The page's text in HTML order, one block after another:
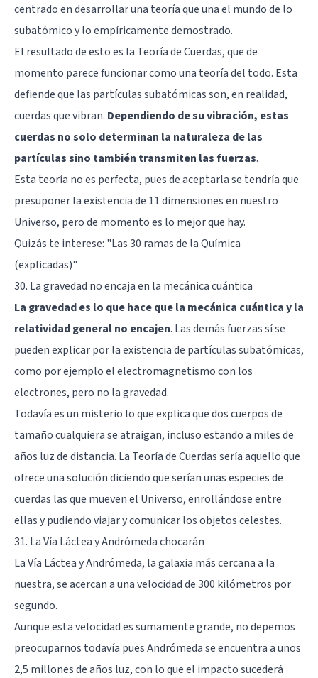
centrado en desarrollar una teoría que una el mundo de lo
subatómico y lo empíricamente demostrado.
El resultado de esto es la Teoría de Cuerdas, que de
momento parece funcionar como una teoría del todo. Esta
defiende que las partículas subatómicas son, en realidad,
cuerdas que vibran. Dependiendo de su vibración, estas
cuerdas no solo determinan la naturaleza de las
partículas sino también transmiten las fuerzas.
Esta teoría no es perfecta, pues de aceptarla se tendría que
presuponer la existencia de 11 dimensiones en nuestro
Universo, pero de momento es lo mejor que hay.
Quizás te interese: "Las 30 ramas de la Química
(explicadas)"
30. La gravedad no encaja en la mecánica cuántica
La gravedad es lo que hace que la mecánica cuántica y la
relatividad general no encajen. Las demás fuerzas sí se
pueden explicar por la existencia de partículas subatómicas,
como por ejemplo el electromagnetismo con los
electrones, pero no la gravedad.
Todavía es un misterio lo que explica que dos cuerpos de
tamaño cualquiera se atraigan, incluso estando a miles de
años luz de distancia. La Teoría de Cuerdas sería aquello que
ofrece una solución diciendo que serían unas especies de
cuerdas las que mueven el Universo, enrollándose entre
ellas y pudiendo viajar y comunicar los objetos celestes.
31. La Vía Láctea y Andrómeda chocarán
La Vía Láctea y Andrómeda, la galaxia más cercana a la
nuestra, se acercan a una velocidad de 300 kilómetros por
segundo.
Aunque esta velocidad es sumamente grande, no depemos
preocuparnos todavía pues Andrómeda se encuentra a unos
2,5 millones de años luz, con lo que el impacto sucederá